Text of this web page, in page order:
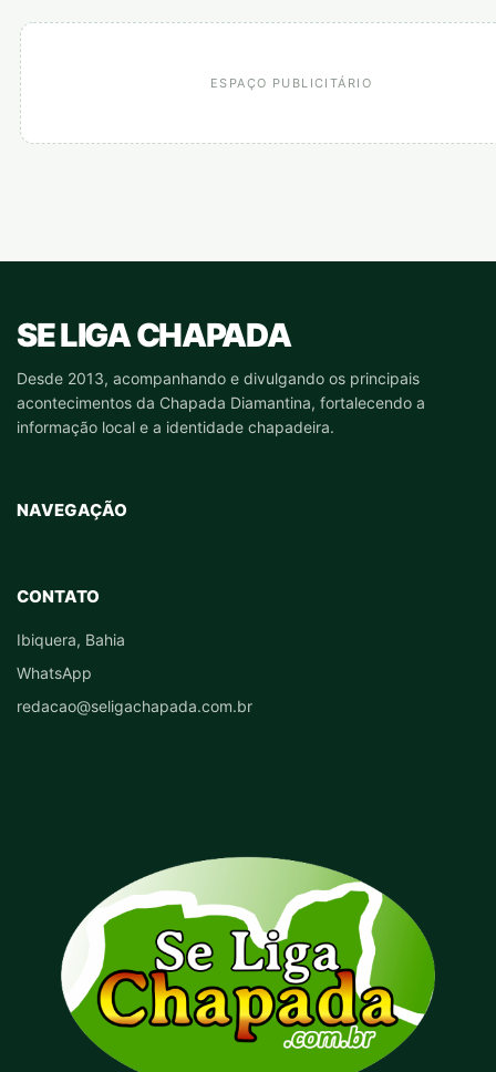
ESPAÇO PUBLICITÁRIO
SE LIGA CHAPADA
Desde 2013, acompanhando e divulgando os principais
acontecimentos da Chapada Diamantina, fortalecendo a
informação local e a identidade chapadeira.
NAVEGAÇÃO
CONTATO
Ibiquera, Bahia
WhatsApp
redacao@seligachapada.com.br